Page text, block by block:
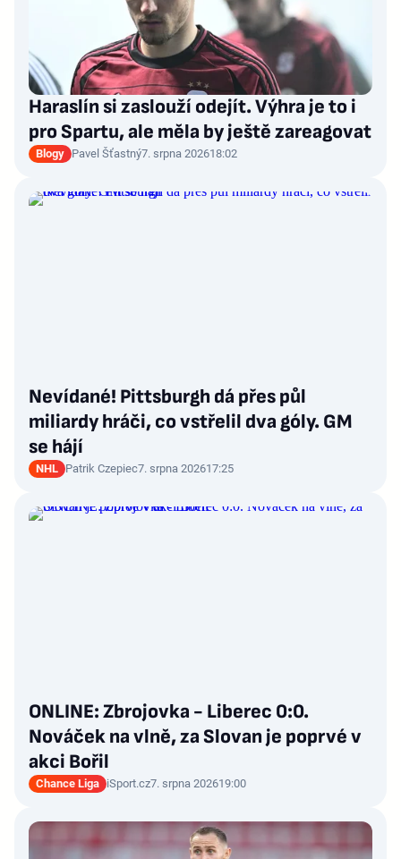
Haraslín si zaslouží odejít. Výhra je to i
pro Spartu, ale měla by ještě zareagovat
Blogy Pavel Šťastný7. srpna 202618:02
Nevídané! Pittsburgh dá přes půl
miliardy hráči, co vstřelil dva góly. GM
se hájí
NHL Patrik Czepiec7. srpna 202617:25
ONLINE: Zbrojovka - Liberec 0:0.
Nováček na vlně, za Slovan je poprvé v
akci Bořil
Chance Liga iSport.cz7. srpna 202619:00